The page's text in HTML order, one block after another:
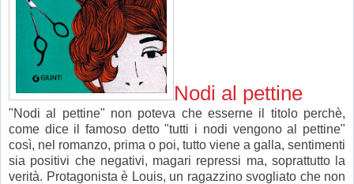
Nodi al pettine
"Nodi al pettine" non poteva che esserne il titolo perchè,
come dice il famoso detto "tutti i nodi vengono al pettine"
così, nel romanzo, prima o poi, tutto viene a galla, sentimenti
sia positivi che negativi, magari repressi ma, soprattutto la
verità. Protagonista è Louis, un ragazzino svogliato che non